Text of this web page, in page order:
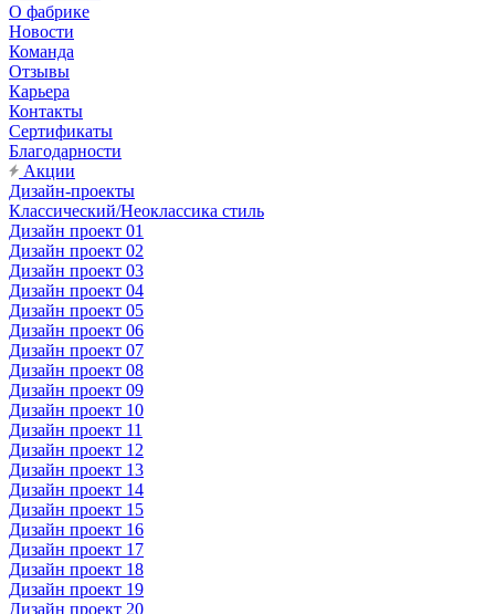
О фабрике
Новости
Команда
Отзывы
Карьера
Контакты
Сертификаты
Благодарности
Акции
Дизайн-проекты
Классический/Неоклассика стиль
Дизайн проект 01
Дизайн проект 02
Дизайн проект 03
Дизайн проект 04
Дизайн проект 05
Дизайн проект 06
Дизайн проект 07
Дизайн проект 08
Дизайн проект 09
Дизайн проект 10
Дизайн проект 11
Дизайн проект 12
Дизайн проект 13
Дизайн проект 14
Дизайн проект 15
Дизайн проект 16
Дизайн проект 17
Дизайн проект 18
Дизайн проект 19
Дизайн проект 20